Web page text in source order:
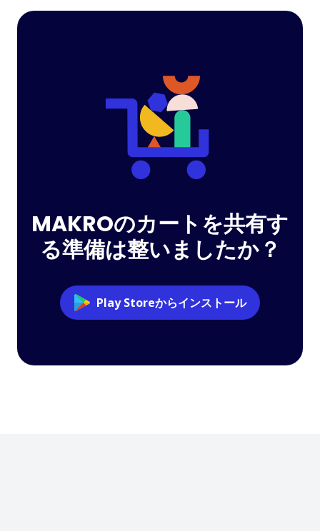
MAKROのカートを共有す
る準備は整いましたか？
Play Storeからインストール